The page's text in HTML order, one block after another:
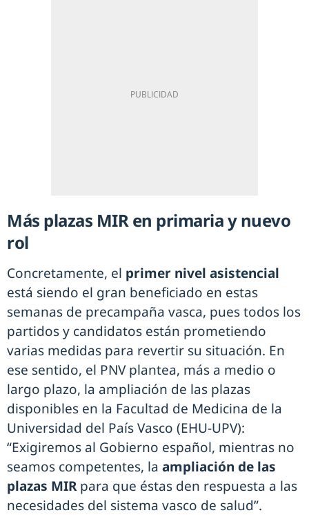
Más plazas MIR en primaria y nuevo
rol
Concretamente, el primer nivel asistencial
está siendo el gran beneficiado en estas
semanas de precampaña vasca, pues todos los
partidos y candidatos están prometiendo
varias medidas para revertir su situación. En
ese sentido, el PNV plantea, más a medio o
largo plazo, la ampliación de las plazas
disponibles en la Facultad de Medicina de la
Universidad del País Vasco (EHU-UPV):
“Exigiremos al Gobierno español, mientras no
seamos competentes, la ampliación de las
plazas MIRpara que éstas den respuesta a las
necesidades del sistema vasco de salud”.